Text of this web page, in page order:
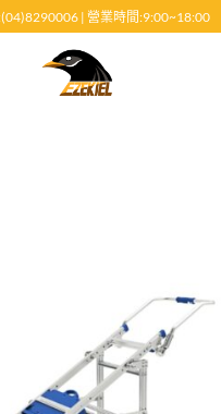
| 營業時間:9:00~18:00